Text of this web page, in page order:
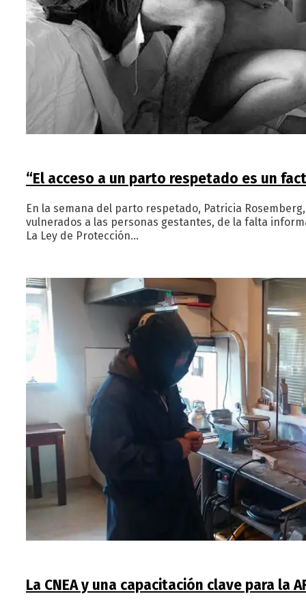
“El acceso a un parto respetado es un
En la semana del parto respetado, Patricia
vulnerados a las personas gestantes, de la falta
La Ley de Protección…
La CNEA y una capacitación clave para la